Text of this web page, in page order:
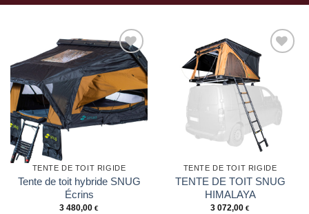
Ajouter
à la liste
TENTE DE TOIT RIGIDE
Tente de toit hybride SNUG
Écrins
3 480,00 €
d’envies
TENTE DE TOIT RIGIDE
TENTE DE TOIT SNUG
HIMALAYA
3 072,00 €